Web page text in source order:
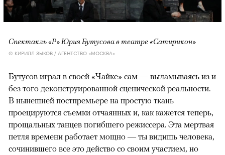
Спектакль «Р» Юрия Бутусова в театре «Сатирикон»
© КИРИЛЛ ЗЫКОВ / АГЕНТСТВО «МОСКВА»
Бутусов играл в своей «Чайке» сам — выламываясь из и
без того деконструированной сценической реальности.
В нынешней постпремьере на простую ткань
проецируются съемки отчаянных и, как кажется теперь,
прощальных танцев погибшего режиссера. Эта мертвая
петля времени работает мощно — ты видишь человека,
сочинившего все это действо со своим участием, но